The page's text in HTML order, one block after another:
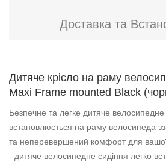
Доставка та
Дитяче крісло на раму
Maxi Frame mounted Black
Безпечне та легке дитяче велосипедне
встановлюється на раму велосипеда
та неперевершений комфорт для
- дитяче велосипедне сидіння легко